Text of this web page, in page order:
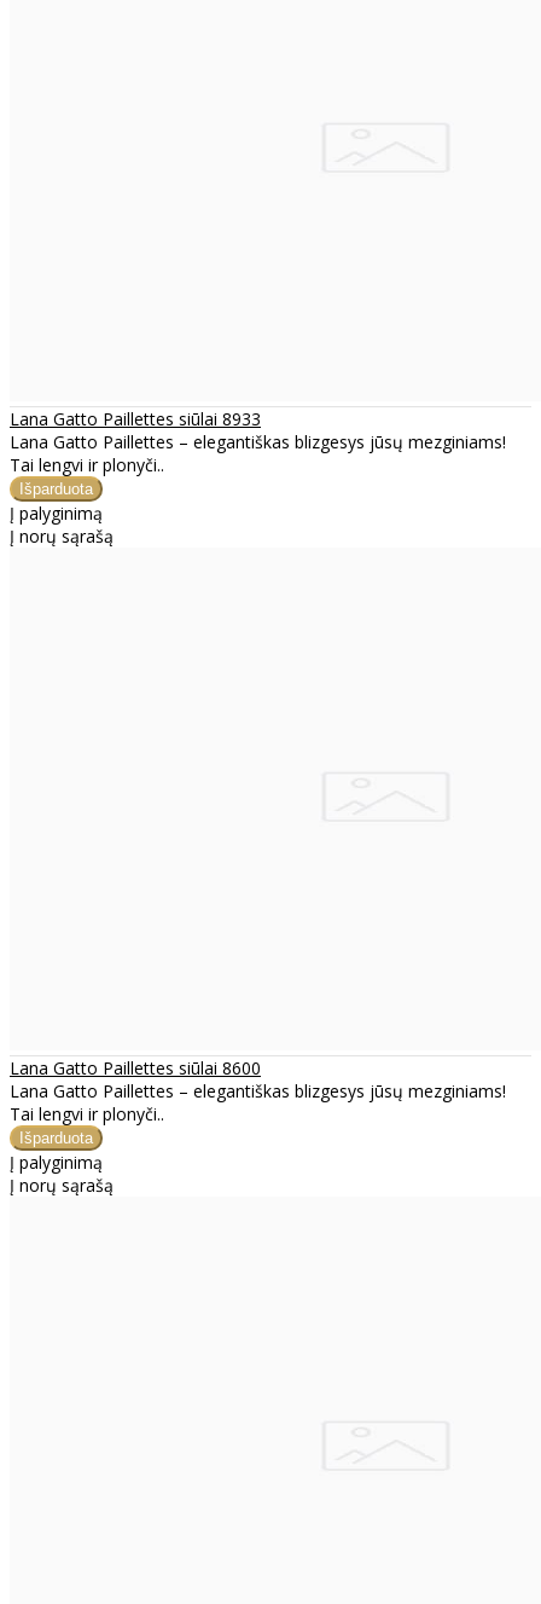
Lana Gatto Paillettes siūlai 8933
Lana Gatto Paillettes – elegantiškas blizgesys jūsų mezginiams!
Tai lengvi ir plonyči..
Į palyginimą
Į norų sąrašą
Lana Gatto Paillettes siūlai 8600
Lana Gatto Paillettes – elegantiškas blizgesys jūsų mezginiams!
Tai lengvi ir plonyči..
Į palyginimą
Į norų sąrašą